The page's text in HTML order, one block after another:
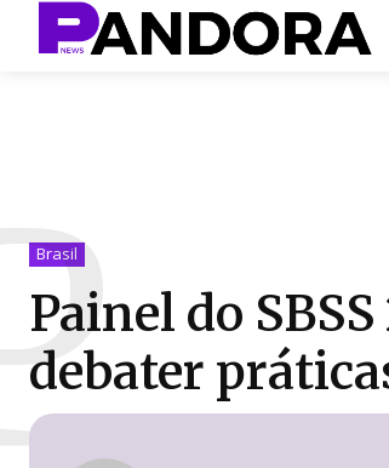
Brasil
Painel do
debater